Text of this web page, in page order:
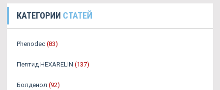
КАТЕГОРИИ СТАТЕЙ
Phenodec (83)
Пептид HEXARELIN (137)
Болденол (92)